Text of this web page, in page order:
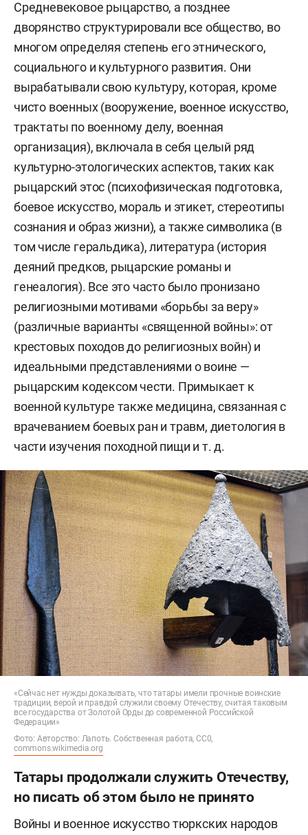
Средневековое рыцарство, а позднее
дворянство структурировали все общество, во
многом определяя степень его этнического,
социального и культурного развития. Они
вырабатывали свою культуру, которая, кроме
чисто военных (вооружение, военное искусство,
трактаты по военному делу, военная
организация), включала в себя целый ряд
культурно-этологических аспектов, таких как
рыцарский этос (психофизическая подготовка,
боевое искусство, мораль и этикет, стереотипы
сознания и образ жизни), а также символика (в
том числе геральдика), литература (история
деяний предков, рыцарские романы и
генеалогия). Все это часто было пронизано
религиозными мотивами «борьбы за веру»
(различные варианты «священной войны»: от
крестовых походов до религиозных войн) и
идеальными представлениями о воине —
рыцарским кодексом чести. Примыкает к
военной культуре также медицина, связанная с
врачеванием боевых ран и травм, диетология в
части изучения походной пищи и т. д.
«Сейчас нет нужды доказывать, что татары имели прочные воинские
традиции, верой и правдой служили своему Отечеству, считая таковым
все государства от Золотой Орды до современной Российской
Федерации»
Фото: Авторство: Лапоть. Собственная работа, CC0,
commons.wikimedia.org
Татары продолжали служить Отечеству,
но писать об этом было не принято
Войны и военное искусство тюркских народов